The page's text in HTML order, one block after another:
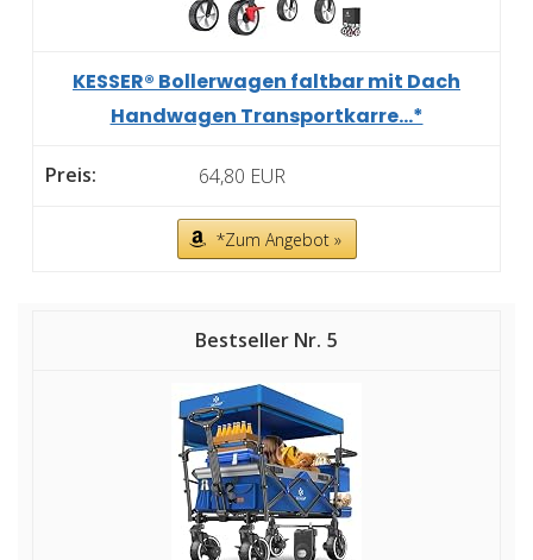
KESSER® Bollerwagen faltbar mit Dach
Handwagen Transportkarre...*
64,80 EUR
*Zum Angebot »
5